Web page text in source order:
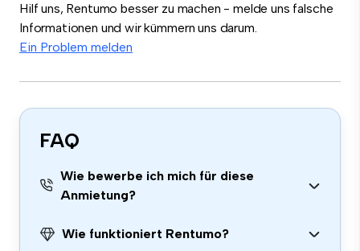
Hilf uns, Rentumo besser zu machen - melde uns falsche
Informationen und wir kümmern uns darum.
Ein Problem melden
FAQ
Wie bewerbe ich mich für diese
Anmietung?
Wie funktioniert Rentumo?